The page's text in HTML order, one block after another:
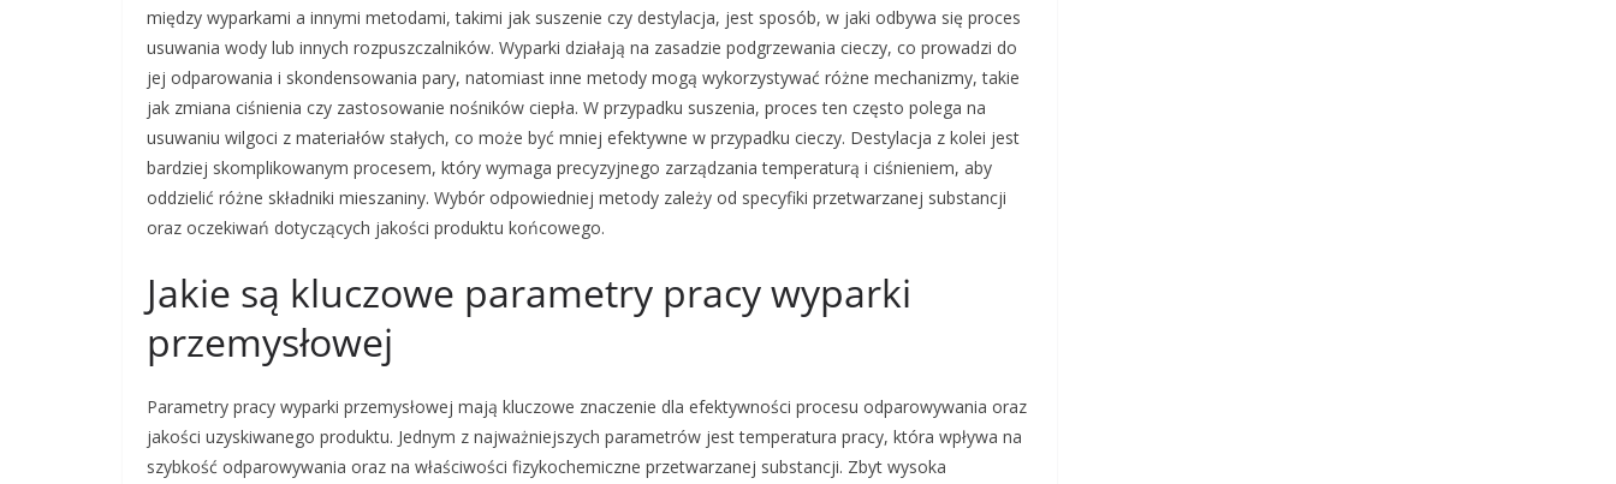
między wyparkami a innymi metodami, takimi jak suszenie czy destylacja, jest sposób, w jaki odbywa się proces
usuwania wody lub innych rozpuszczalników. Wyparki działają na zasadzie podgrzewania cieczy, co prowadzi do
jej odparowania i skondensowania pary, natomiast inne metody mogą wykorzystywać różne mechanizmy, takie
jak zmiana ciśnienia czy zastosowanie nośników ciepła. W przypadku suszenia, proces ten często polega na
usuwaniu wilgoci z materiałów stałych, co może być mniej efektywne w przypadku cieczy. Destylacja z kolei jest
bardziej skomplikowanym procesem, który wymaga precyzyjnego zarządzania temperaturą i ciśnieniem, aby
oddzielić różne składniki mieszaniny. Wybór odpowiedniej metody zależy od specyfiki przetwarzanej substancji
oraz oczekiwań dotyczących jakości produktu końcowego.
Jakie są kluczowe parametry pracy wyparki
przemysłowej
Parametry pracy wyparki przemysłowej mają kluczowe znaczenie dla efektywności procesu odparowywania oraz
jakości uzyskiwanego produktu. Jednym z najważniejszych parametrów jest temperatura pracy, która wpływa na
szybkość odparowywania oraz na właściwości fizykochemiczne przetwarzanej substancji. Zbyt wysoka